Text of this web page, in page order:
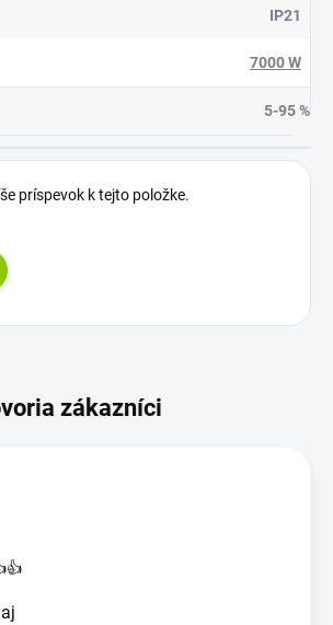
IP21
7000 W
5-95 %
príspevok k tejto položke.